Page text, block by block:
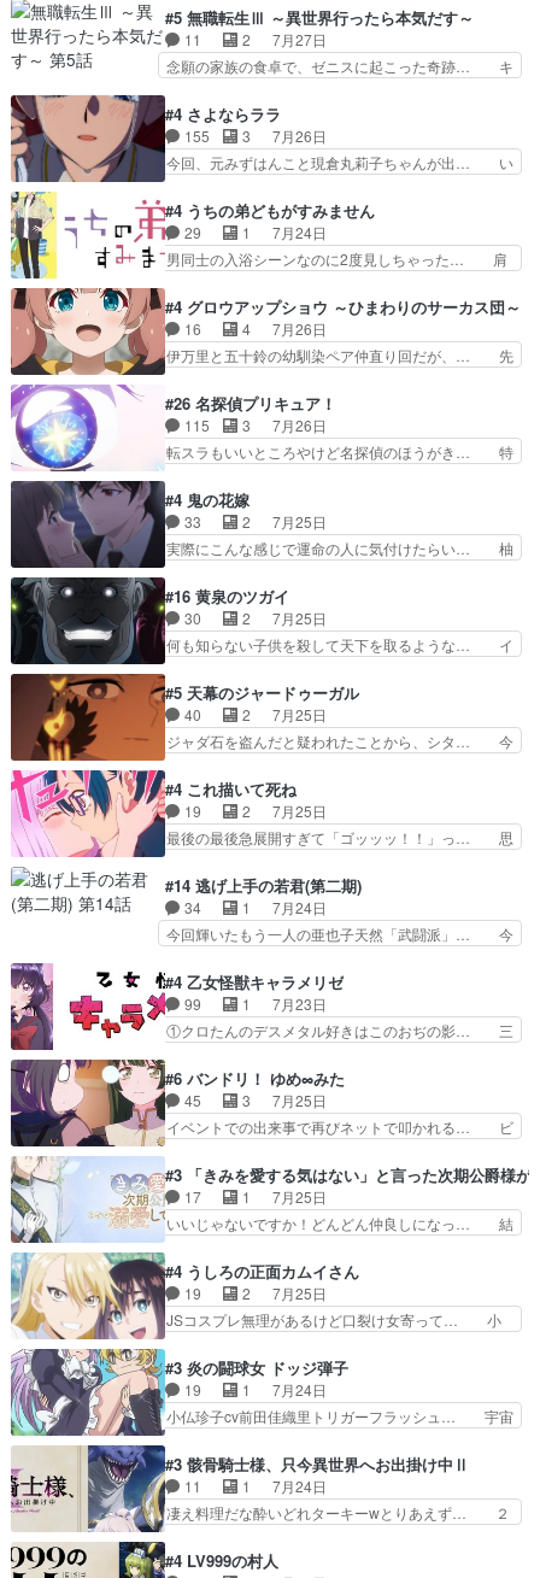
レベのアニメ制作を日本に奪… 予言で正体がバレ
る、もう騙し討ちは出来な… 村正の墓、アニメで
見ると一杯で怖いな。ア…
とカストルの共通点は、魔法の制御が出… 椋鳥の
大群て…住民から迷惑がられてない？… キングコ
ングor進撃の巨人牡羊座のアルデ… スピカ・イ
オ・カストルという組み合わせ。… 有り余るパワ
みかたが雑になってきてるな… イキりカストルは
怖がりやったかあスピカな… 鏡の世界への突入と
新たな依頼サブタイトル…
#5 無職転生Ⅲ ～異世界行ったら本気だす～
11 2
7月27日
念願の家族の食卓で、ゼニスに起こった奇跡… キ
ナリーゼの悪魔の囁きwクリフとエリナ… 悪魔の
囁きやめてくださいwおい、1番重要… ゼニスも
感情が出てきてて良い方向に進んで… 第５話を
ABEMAで視聴しました。視聴に… クリフとエリ
相変わらずで草ルディ君釣り… ルーデウスにシル
フィエットとロキシーとの… 離れ離れになったり
別れがあったり絶望の大…
#4 さよならララ
155 3
7月26日
今回、元みずはんこと現倉丸莉子ちゃんが出… い
様とは...本当の愛とは...なんぞ… テンポの良いボ
ケとツッコミで笑わせつつ、… この作品、ストー
リーにも登場人物にも全く… 家で机に向かってる
時の貧乏ゆすりとか、ラ… お姉ちゃんと話せ
に、ララは何を思うのだ… 息をするかのように3
話まで視聴。2026… ララの王子様探しが本格的
に動き出した回。…
#4 うちの弟どもがすみません
29 1
7月24日
男同士の入浴シーンなのに2度見しちゃった… 肩
散歩って逃げるよね！糸と類を助けよう… 類の面
倒見るのが1番大変そう糸は誰とでも… 源くんを
甘えさせるまでの糸と周りの出来事… 源くん、甘
えちゃうぞ宣言。思ったよりラブ… 糸ちゃんのま
目的を忘れてますますヤング… でも央太と親しく
するのは嫌。世話を拒んで… ゴメス（カエル）外
で散歩させてたのか(*…
#4 グロウアップショウ ～ひまわりのサーカス団～
16 4
7月26日
伊万里と五十鈴の幼馴染ペア仲直り回だが、… 先
や、これ素晴らしいコメディアニメだな。… 水着
回なのにビキニじゃない！これは時代背… 今回は
推しの吾野伊万里ちゃん担当回。これ… 伊万里さ
んの手品回であり水着回ね。瑞佳ち… 売り上げが
タ教育のせいで瑞佳がヒモカス… 伊万里ちゃんの
人前での苦手意識を抱えなが… 第４話をｄアニメ
ストアで視聴しました。視…
#26 名探偵プリキュア！
115 3
7月26日
転スラもいいところやけど名探偵のほうがき… 特
なはプリキュア仲間には自分が未来から… の活
躍、敵を圧倒ってのはおおよその流れだ… キュア
エクレール初変身＆初戦闘。プリキュ… キュアエ
クレールは強いが力を制御できない… キュアエク
ッコロで始まってちょっ… バカおもろいやん
www実質まどマギやんけ… しかも実質的にエク
レールが倒したビルであ…
#4 鬼の花嫁
33 2
7月25日
実際にこんな感じで運命の人に気付けたらい… 柚
の花嫁は一見すると甘い夢、理想の天国… 玲夜さ
んのご両親の登場ですこの世に数多い… 玲夜のお
父さんが石田彰だったことに驚きを… 主人公自分
の立場わかって無さすぎやしまた… ヨミツガと
子にも優しいし可愛いしこの… ユキノさんから玲
夜の父親の話で、そのイメ… あやかしの頂点に立
つ鬼龍院家の現当主が息…
#16 黄泉のツガイ
30 2
7月25日
何も知らない子供を殺して天下を取るような… イ
いバトル回の最後に、予想外の引きシン… これっ
て作者が描きたいのは"ユルの物語"… デラさんの
秘密がちょっとわかった回、正直… 左さんと刀持
ちさんが対決♪あとどこぞのじ… 何処も彼処も言
く動いていてずっと胸が熱… 同時視聴｜
DaemonsRealm｜リア… これまで騙していた東
村を捨てて新郷家に来…
#5 天幕のジャードゥーガル
40 2
7月25日
ジャダ石を盗んだと疑われたことから、シタ… 今
ぶややこしいことになってたオープニン… テンポ
も良いし毎話良いところで引くから全… 盟友ドレ
ゲネ后との出会い。次週のドレゲネ… さて、登場
人物多いけどついていけるのか私… 今回は遂にド
んがめっちゃ可愛かったなド… まさかの展開にめ
ちゃくちゃテンション上が… チャガタイの所へ密
偵に行ったはずがドレゲ…
#4 これ描いて死ね
19 2
7月25日
最後の最後急展開すぎて「ゴッッッ！！」っ… 思
は泣かなかった！漫画描きのハウツー回… この作
品はこういうのをズバッとキメるの上… 藤子不二
雄に親しんだ人にはとてもフィット… 赤福のヌル
ヌルした動きとかネームを褒めら… 漫研が気にな
から新たな仲間まで。本作品… 今回エンディング
テーマが流れるのが早い（… この作品の世界に
も、一応デジタルという概…
#14 逃げ上手の若君(第二期)
34 1
7月24日
今回輝いたもう一人の亜也子天然「武闘派」… 今
逃れすら逃げ上手亜也子のアシストに支… そう
か、亜也子もまだ9歳なのか‥ときゆき… 「亜也
子のドキドキ・大作戦！・長寿丸を一… 目玉と耳
を相手に言葉で繰り広げる戰もノラ… 時代設定ど
からのいらすとやは草だった。… 今回は亜也子回
でしたね頼もしさと乙女らし… 貞宗、キモいギョ
ロ目としか思ってなかった…
#4 乙女怪獣キャラメリゼ
99 1
7月23日
①クロたんのデスメタル好きはこのおぢの影… 三
か好きになれんキャラだなぁ作品もイン… 相変わ
らず生物学者には見えないわね響野君… 正体を知
らないのにどちりも肯定してくれた… 黒絵がハル
ゴンになっても、南を助けて大事… OPにデスボ
心を許す、母の友達である光… 黒絵の可愛さレベ
ルが止まらない。南くんと… 黒絵の母とのやり取
りでエヴァの加持さん思…
#6 バンドリ！ ゆめ∞みた
45 3
7月25日
イベントでの出来事で再びネットで叩かれる… ビ
ラがまじで何がしたいかわからん！先生… 陰キャ
の間合いにスルっと入ってきて相手の… ビオラが
都子さんを籠絡しに来ててやばいぞ… マネージャ
ー現実版初登場！バレーボールに… 藻掻きながら
で相手の緊張を解く相手の共… たまったアニメ
50本だってｗ今日も帰った… マネージャー実在
した大逆風のハズなのに全…
#3 「きみを愛する気はない」と言った次期公爵様が
17 1
7月25日
いいじゃないですか！どんどん仲良しになっ… 結
の恋愛系で1番これが好き。愛する気は… 今晩
は、2130頃からシンデレラガールズ… 公爵の妻
なのに着てる洋服がシンプル。テー… まあ、これ
は見なくていいな。むしろ判断が… 自分でも気づ
ぜかヒロイン化していますデ… 【今夜のアニメA
は…】前向き没落令嬢×こ… 「ぼやっとしてたら
菜園の領地の外まで開墾…
#4 うしろの正面カムイさん
19 2
7月25日
JSコスプレ無理があるけど口裂け女寄って… 小
カちゃんがヤバすぎてボキキしそう(ぇ… 口裂け
女って人を襲うって知らなかった…ポ… そのスタ
イルで小学生ファッションは口裂け… 相変わら
ず、尺の都合なのか原作漫画の細か… 除霊士カム
昭和キッズを恐怖のどん底へ突… 現代で有名な口
裂け女登場！お市ちゃん、ポ… ろくろ首の除霊シ
ーン「悪霊退散」のパチン…
#3 炎の闘球女 ドッジ弾子
19 1
7月24日
小仏珍子cv前田佳織里トリガーフラッシュ… 宇宙
いたぶってるのか！？Cパートで懐か… 普通にド
ッジが激アツ。いや羽仁衣が初めて… 優谷優の声
優に「ちんこ」って言わせてて興… 珍子ちゃ
ん………！！！！？！先週に引き続… これは意図
限ったことでなく、最近のアニ… 東山朱莉
#3 骸骨騎士様、只今異世界へお出掛け中Ⅱ
11 1
7月24日
凄え料理だな酔いどれターキーwとりあえず… ２
いの良いお兄ちゃん！！現場も楽しかっ… 第３話
#4 LV999の村人